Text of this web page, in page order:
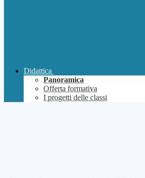
Didattica
Panoramica
Offerta formativa
I progetti delle classi